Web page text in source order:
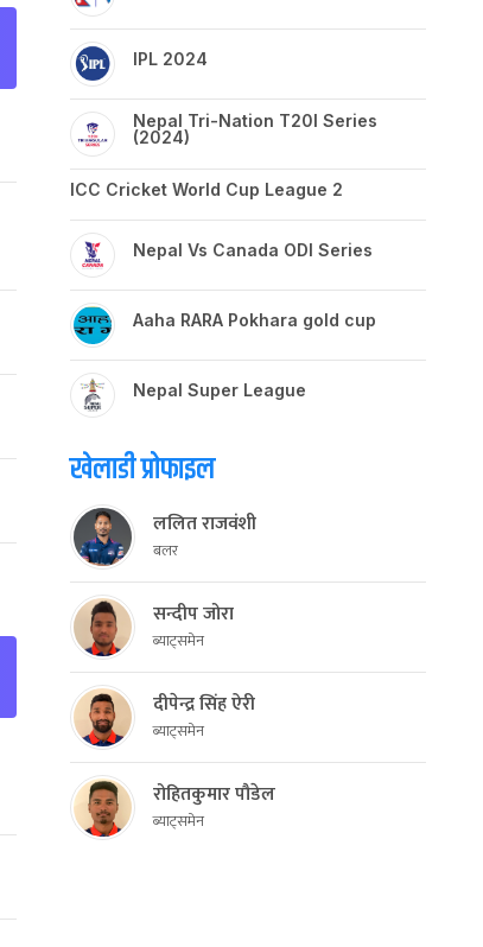
IPL 2024
Nepal Tri-Nation T20I Series
(2024)
ICC Cricket World Cup League 2
Nepal Vs Canada ODI Series
Aaha RARA Pokhara gold cup
Nepal Super League
खेलाडी प्रोफाइल
ललित राजवंशी
बलर
सन्दीप जोरा
ब्याट्समेन
दीपेन्द्र सिंह ऐरी
ब्याट्समेन
रोहितकुमार पौडेल
ब्याट्समेन